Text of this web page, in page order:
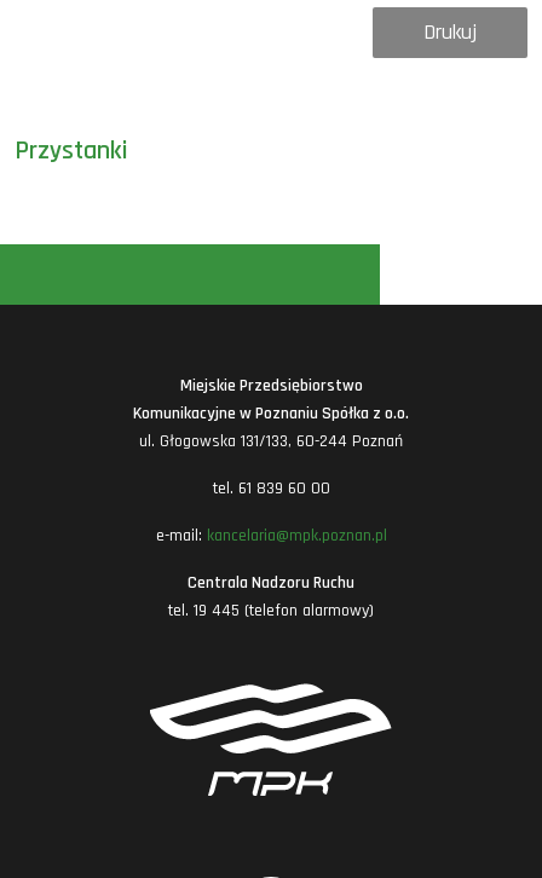
Przystanki
Drukuj
Miejskie Przedsiębiorstwo
Komunikacyjne w Poznaniu Spółka z o.o.
ul. Głogowska 131/133, 60-244 Poznań
tel. 61 839 60 00
e-mail: kancelaria@mpk.poznan.pl
Centrala Nadzoru Ruchu
tel. 19 445 (telefon alarmowy)